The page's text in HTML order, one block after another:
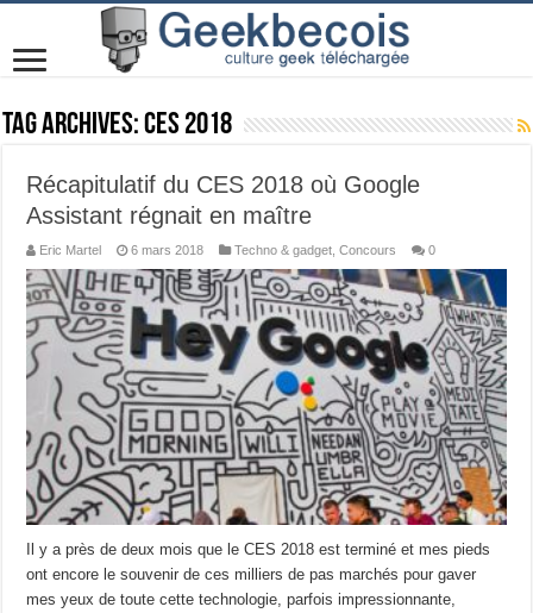
Tag Archives:CES 2018
Récapitulatif du CES 2018 où Google
Assistant régnait en maître
Eric Martel 6 mars 2018 Techno & gadget ,Concours 0
Il y a près de deux mois que le CES 2018 est terminé et mes pieds
ont encore le souvenir de ces milliers de pas marchés pour gaver
mes yeux de toute cette technologie, parfois impressionnante,